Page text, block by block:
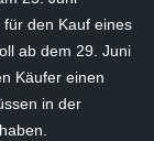
den Kauf eines
ab dem 29. Juni
Käufer einen
in der